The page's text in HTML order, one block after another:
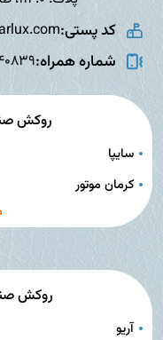
کد پستی:
شماره همراه:
روکش
سایپا
کرمان موتور
روکش
آریو